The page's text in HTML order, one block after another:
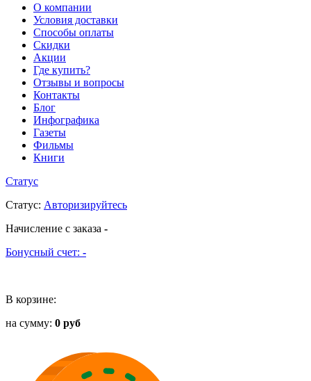
О компании
Условия доставки
Способы оплаты
Скидки
Акции
Где купить?
Отзывы и вопросы
Контакты
Блог
Инфографика
Газеты
Фильмы
Книги
Статус
Статус: Авторизируйтесь
Начисление с заказа -
Бонусный счет: -
В корзине:
на сумму: 0 руб